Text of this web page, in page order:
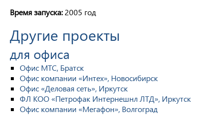
Время запуска:2005 год
Другие проекты
для офиса
Офис МТС, Братск
Офис компании «Интех», Новосибирск
Офис «Деловая сеть», Иркутск
ФЛ КОО «Петрофак Интернешнл ЛТД», Иркутск
Офис компании «Мегафон», Волгоград